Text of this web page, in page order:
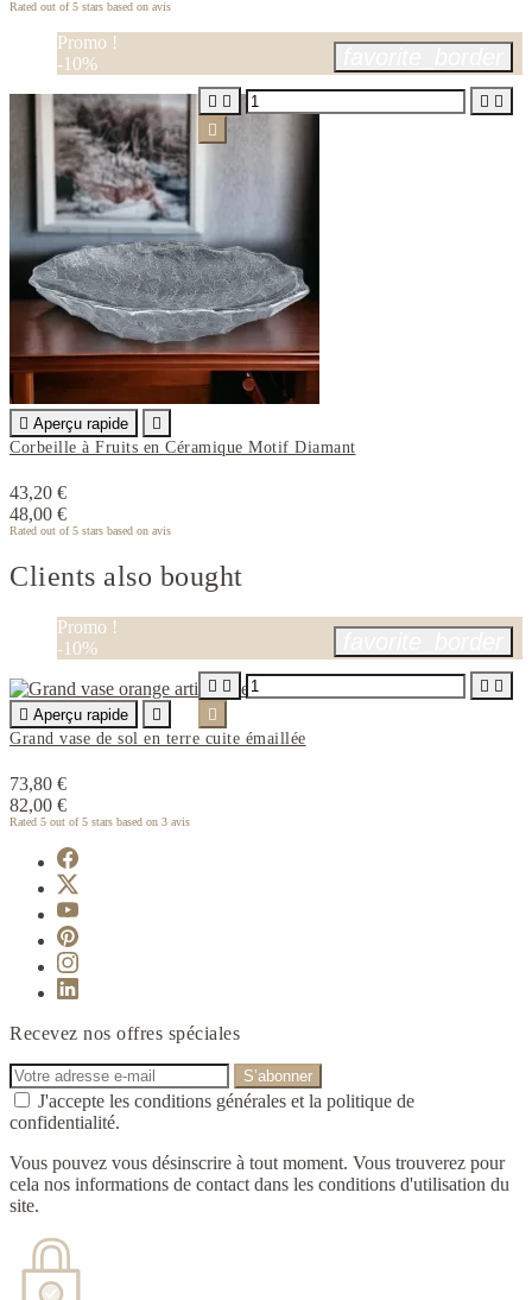
Rated out of 5 stars based on avis
Promo !
-10%
 Aperçu rapide

Corbeille à Fruits en Céramique Motif Diamant
43,20 €
48,00 €
Rated out of 5 stars based on avis
   

Clients also bought
Promo !
-10%
 Aperçu rapide

Grand vase de sol en terre cuite émaillée
73,80 €
82,00 €
Rated 5 out of 5 stars based on 3 avis
   

Recevez nos offres spéciales
J'accepte les conditions générales et la politique de
confidentialité.
Vous pouvez vous désinscrire à tout moment. Vous trouverez pour
cela nos informations de contact dans les conditions d'utilisation du
site.